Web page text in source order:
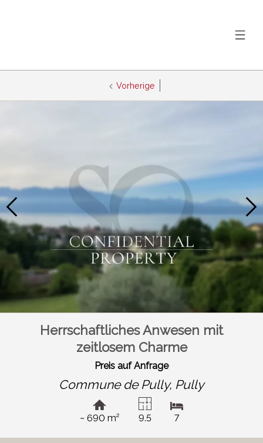
Vorherige
Herrschaftliches Anwesen mit
zeitlosem Charme
Preis auf Anfrage
Commune de Pully, Pully
~ 690 m² 9.5 7